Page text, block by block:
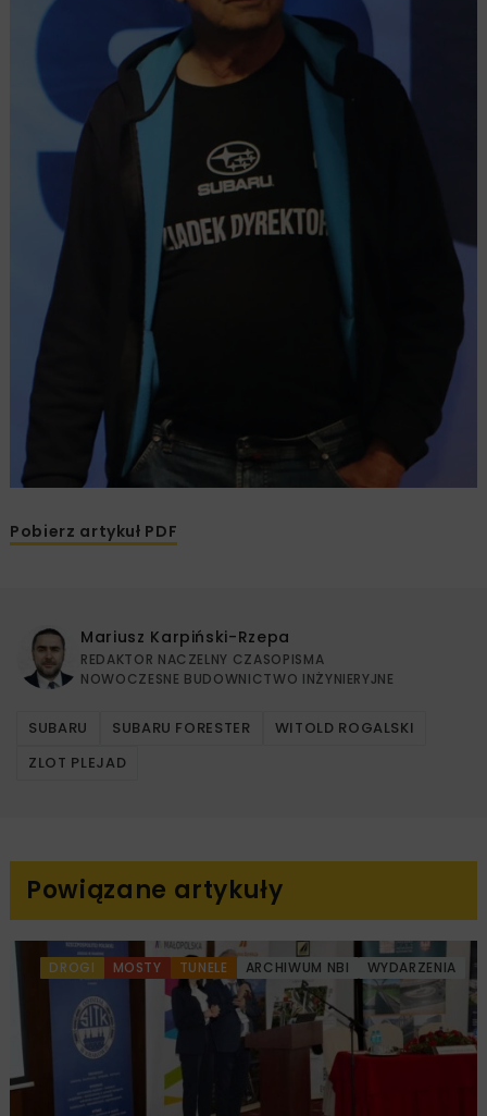
Pobierz artykuł PDF
Mariusz Karpiński-Rzepa
REDAKTOR NACZELNY CZASOPISMA
NOWOCZESNE BUDOWNICTWO INŻYNIERYJNE
SUBARU SUBARU FORESTER
WITOLD ROGALSKI
ZLOT PLEJAD
Powiązane artykuły
DROGI MOSTY TUNELE ARCHIWUM NBI WYDARZENIA